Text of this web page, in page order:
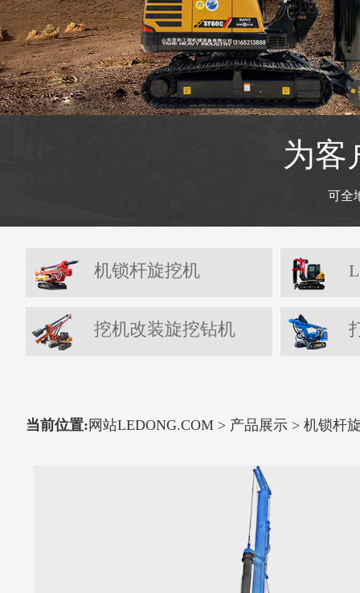
为客
可全
机锁杆旋挖机
挖机改装旋挖钻机
当前位置: 网站LEDONG.COM > 产品展示 > 机锁杆